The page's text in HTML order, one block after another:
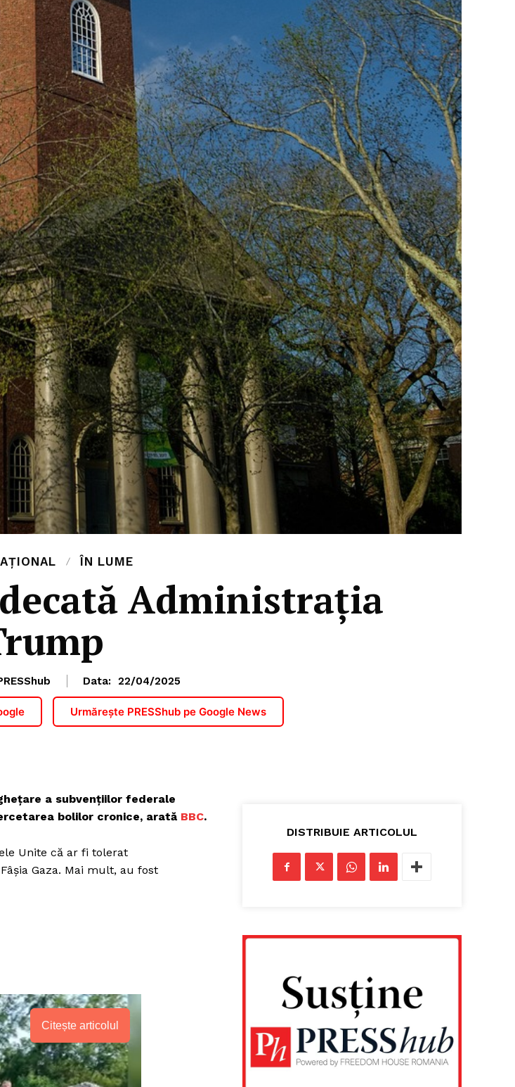
PRESShub
Despre noi / Echipa
Proiecte editoriale
ÎN LUME
Administrația
Data: 22/04/2025
Urmărește PRESShub pe Google News
a subvențiilor federale
bolilor cronice, arată BBC.
Unite că ar fi tolerat
Gaza. Mai mult, au fost
Citește articolul
DISTRIBUIE ARTICOLUL